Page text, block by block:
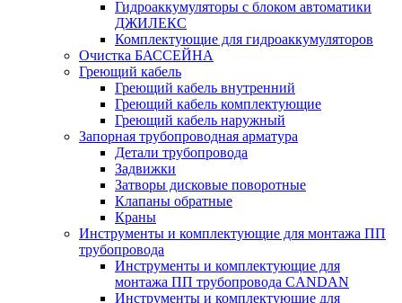
Гидроаккумуляторы с блоком автоматики
ДЖИЛЕКС
Комплектующие для гидроаккумуляторов
Очистка БАССЕЙНА
Греющий кабель
Греющий кабель внутренний
Греющий кабель комплектующие
Греющий кабель наружный
Запорная трубопроводная арматура
Детали трубопровода
Задвижки
Затворы дисковые поворотные
Клапаны обратные
Краны
Инструменты и комплектующие для монтажа ПП
трубопровода
Инструменты и комплектующие для
монтажа ПП трубопровода CANDAN
Инструменты и комплектующие для